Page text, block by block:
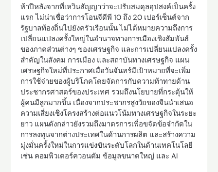
ห้าปีหลังจากที่เหวินสัญญาว่าจะปรับสมดุลอุปสงค์เป็นครั้ง
แรก ไม่น่าเชื่อว่าการโอนจีดีพี 10 ถึง 20 เปอร์เซ็นต์จาก
รัฐบาลท้องถิ่นไปยังครัวเรือนนั้น ไม่ได้หมายความถึงการ
เปลี่ยนแปลงครั้งใหญ่ในอำนาจทางการเมืองเชิงสัมพันธ์
ของภาคส่วนต่างๆ ของเศรษฐกิจ และการเปลี่ยนแปลงครั้ง
สำคัญในสังคม การเมือง และสถาบันทางเศรษฐกิจ แผน
เศรษฐกิจใหม่ที่ประกาศเมื่อวันจันทร์มีเป้าหมายที่จะเพิ่ม
การใช้จ่ายของผู้บริโภคโดยจัดการกับความท้าทายด้าน
ประชากรศาสตร์ของประเทศ รวมถึงนโยบายที่กระตุ้นให้
ผู้คนมีลูกมากขึ้น เนื่องจากประชากรสูงวัยของจีนนำเสนอ
ความเสี่ยงเชิงโครงสร้างต่อแนวโน้มทางเศรษฐกิจในระยะ
ยาว แผนดังกล่าวยังรวมถึงมาตรการเพื่อขจัดข้อจำกัดใน
การลงทุนจากต่างประเทศในด้านการผลิต และสร้างความ
มุ่งมั่นครั้งใหม่ในการแข่งขันระดับโลกในด้านเทคโนโลยี
เช่น คอมพิวเตอร์ควอนตัม ข้อมูลขนาดใหญ่ และ AI